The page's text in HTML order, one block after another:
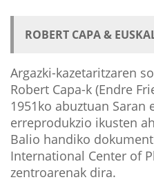
ROBERT CAPA &
Argazki-kazetaritzaren
Robert Capa-k (Endre
1951ko abuztuan Saran
erreprodukzio ikusten
Balio handiko
International Center of
zentroarenak dira.